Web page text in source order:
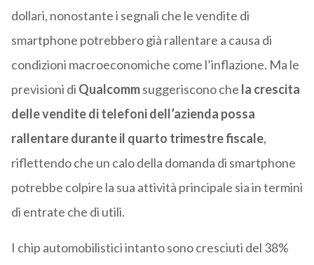
dollari, nonostante i segnali che le vendite di
smartphone potrebbero già rallentare a causa di
condizioni macroeconomiche come l’inflazione. Ma le
previsioni di Qualcommsuggeriscono che la crescita
delle vendite di telefoni dell’azienda possa
rallentare durante il quarto trimestre fiscale,
riflettendo che un calo della domanda di smartphone
potrebbe colpire la sua attività principale sia in termini
di entrate che di utili.
I chip automobilistici intanto sono cresciuti del 38%